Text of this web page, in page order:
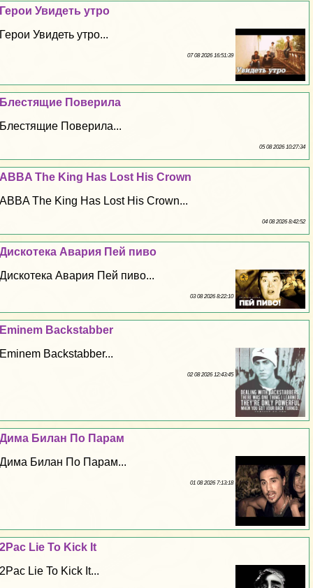
Герои Увидеть утро
Герои Увидеть утро...
07 08 2026 16:51:39
Блестящие Поверила
Блестящие Поверила...
05 08 2026 10:27:34
ABBA The King Has Lost His Crown
ABBA The King Has Lost His Crown...
04 08 2026 8:42:52
Дискотека Авария Пей пиво
Дискотека Авария Пей пиво...
03 08 2026 8:22:10
Eminem Backstabber
Eminem Backstabber...
02 08 2026 12:43:45
Дима Билан По Парам
Дима Билан По Парам...
01 08 2026 7:13:18
2Pac Lie To Kick It
2Pac Lie To Kick It...